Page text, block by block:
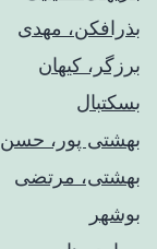
بذرافکن، مهدی
برزگر، کیهان
بسکتبال
بهشتی پور، حسن
بهشتی، مرتضی
بوشهر